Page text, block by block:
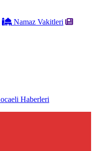
Namaz Vakitleri